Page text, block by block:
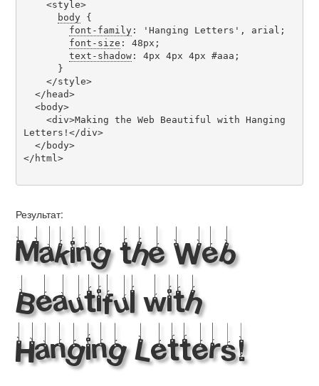
body {
font-family: 'Hanging Letters', arial;
font-size : 48px;
text-shadow: 4px 4px 4px #aaa;
Letters!</div>
</html>
Результат:
Making the Web
Beautiful with
Hanging Letters!